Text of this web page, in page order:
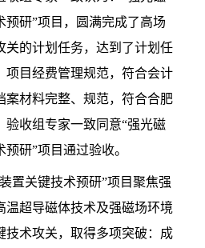
预研”项目，圆满完成了高场
关的计划任务，达到了计划任
项目经费管理规范，符合会计
案材料完整、规范，符合合肥
验收组专家一致同意“强光磁
研”项目通过验收。
置关键技术预研”项目聚焦强
温超导磁体技术及强磁场环境
技术攻关，取得多项突破：成